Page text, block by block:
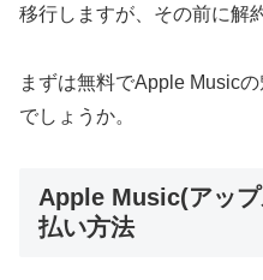
移行しますが、その前に解
まずは無料でApple Music
でしょうか。
Apple Music(アッ
払い方法